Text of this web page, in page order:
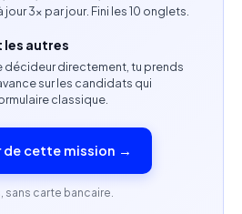
de marketing et de
pour LinkedIn et gestion du
naturel du site
3× par jour. Fini les 10 onglets.
les autres
décideur directement, tu prends
sur les candidats qui
classique.
de cette mission →
sans carte bancaire.